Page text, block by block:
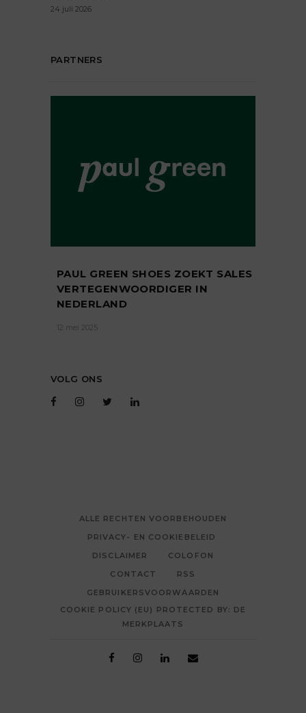
24 juli 2026
PARTNERS
PAUL GREEN SHOES ZOEKT SALES
VERTEGENWOORDIGER IN
NEDERLAND
12 mei 2025
VOLG ONS
ALLE RECHTEN VOORBEHOUDEN
PRIVACY- EN COOKIEBELEID
DISCLAIMER
COLOFON
CONTACT
RSS
GEBRUIKERSVOORWAARDEN
COOKIE POLICY (EU) PROTECTED BY: DE
MERKPLAATS